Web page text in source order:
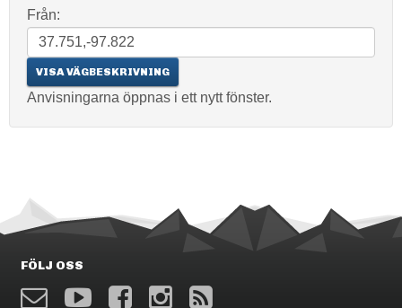
Från:
Anvisningarna öppnas i ett nytt fönster.
FÖLJ OSS